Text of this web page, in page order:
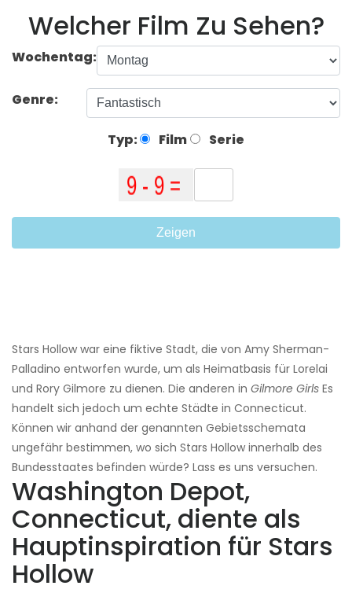
Welcher Film Zu Sehen?
Wochentag:
Genre:
Typ: Film Serie
Zeigen
Stars Hollow war eine fiktive Stadt, die von Amy Sherman-
Palladino entworfen wurde, um als Heimatbasis für Lorelai
und Rory Gilmore zu dienen. Die anderen in Gilmore Girls Es
handelt sich jedoch um echte Städte in Connecticut.
Können wir anhand der genannten Gebietsschemata
ungefähr bestimmen, wo sich Stars Hollow innerhalb des
Bundesstaates befinden würde? Lass es uns versuchen.
Washington Depot,
Connecticut, diente als
Hauptinspiration für Stars
Hollow